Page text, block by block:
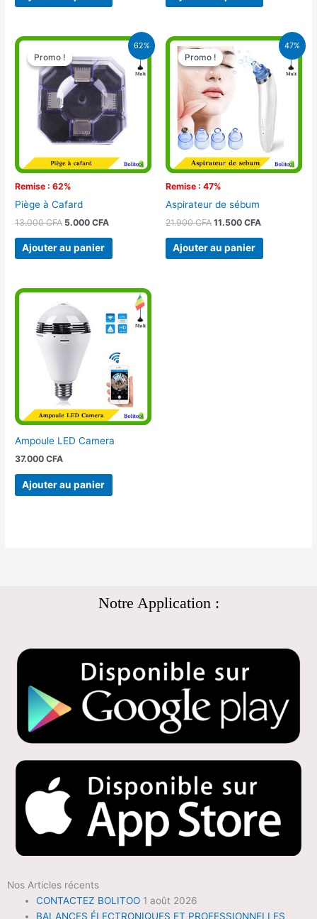
62%
Promo !
Remise : 62%
Promo !
Piège à Cafard
13.000CFA
Le
prix
initial
était :
13.000 CFA.
5.000CFA
Le
actuel
est :
5.000 CFA.
Ajouter au panier
47%
Promo !
Remise : 47%
Promo !
Aspirateur de sébum
21.900CFA
Le
prix
initial
était :
21.900 CFA.
11.500 CFA
Le
actuel
est :
11.500 CFA.
Ajouter au panier
Ampoule LED Camera
37.000CFA
Ajouter au panier
Notre Application :
Nos Articles récents
CONTACTEZ BOLITOO 1 août 2026
BALANCES ÉLECTRONIQUES ET PROFESSIONNELLES